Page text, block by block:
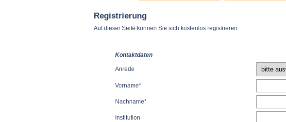
Registrierung
Auf dieser Seite können Sie sich kostenlos registrieren.
Kontaktdaten
Anrede
Vorname*
Nachname*
Institution